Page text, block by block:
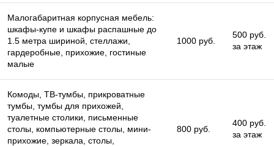
Малогабаритная корпусная мебель:
шкафы-купе и шкафы распашные до
1.5 метра шириной, стеллажи,
гардеробные, прихожие, гостиные
малые
1000 руб.
500 руб.
за этаж
Комоды, ТВ-тумбы, прикроватные
тумбы, тумбы для прихожей,
туалетные столики, письменные
столы, компьютерные столы, мини-
прихожие, зеркала, столы,
800 руб.
400 руб.
за этаж